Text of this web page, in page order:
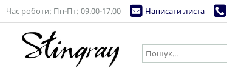
Час роботи: Пн-Пт: 09.00-17.00 Написати листа